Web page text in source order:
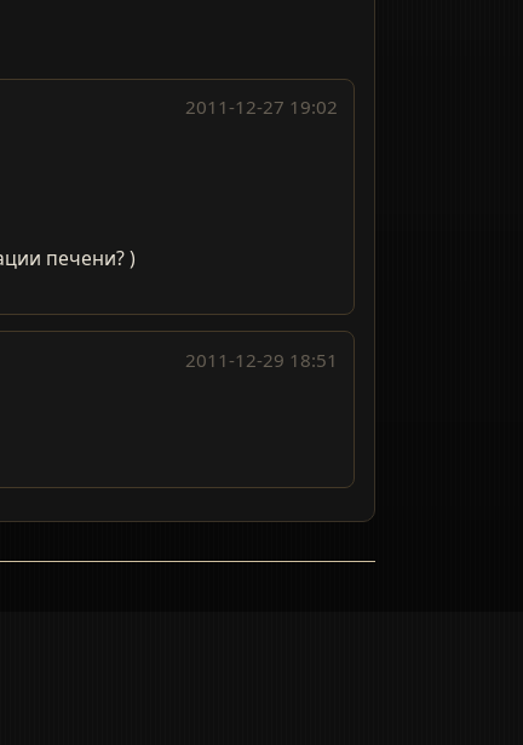
2011-12-27 19:02
печени? )
2011-12-29 18:51